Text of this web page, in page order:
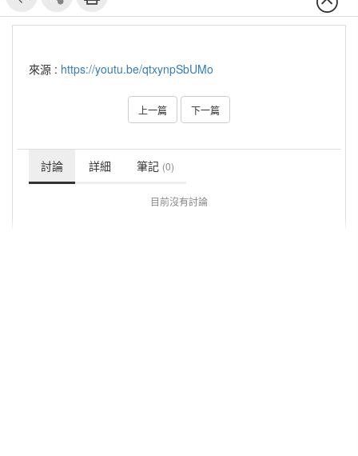
來源 : https://youtu.be/qtxynpSbUMo
上一篇 下一篇
討論 詳細 筆記 (0)
目前沒有討論